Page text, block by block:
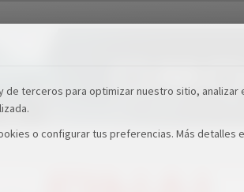
de terceros para optimizar nuestro sitio, analizar
o configurar tus preferencias. Más detalles